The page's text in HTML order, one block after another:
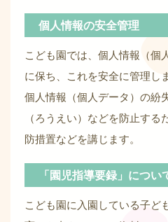
個人情報の安全管理
こども園では、個人情報（個
に保ち、これを安全に管理し
個人情報（個人データ）の紛
（ろうえい）などを防止す
防措置などを講じます。
「園児指導要録」につい
こども園に入園している子ど